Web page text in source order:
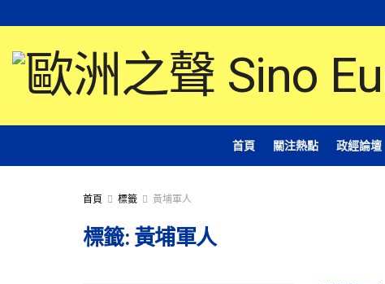
首頁 關注熱點 政經論壇
首頁 標籤 黃埔軍人
標籤: 黃埔軍人